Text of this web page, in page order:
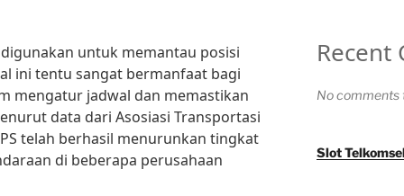
untuk memantau posisi
ini tentu sangat bermanfaat bagi
mengatur jadwal dan memastikan
data dari Asosiasi Transportasi
telah berhasil menurunkan tingkat
di beberapa perusahaan
Recent
No comments
Slot